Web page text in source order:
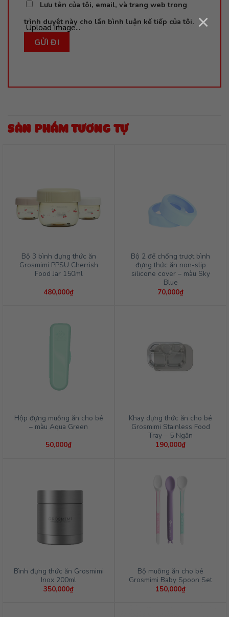
Upload Image... ×
Lưu tên của tôi, email, và trang web trong
trình duyệt này cho lần bình luận kế tiếp của tôi.
SẢN PHẨM TƯƠNG TỰ
Bộ 3 bình đựng thức ăn
Grosmimi PPSU Cherrish
Food Jar 150ml
480,000₫
Bộ 2 đế chống trượt bình
đựng thức ăn non-slip
silicone cover – màu Sky
Blue
70,000₫
Hộp đựng muỗng ăn cho bé
– màu Aqua Green
50,000₫
Khay dựng thức ăn cho bé
Grosmimi Stainless Food
Tray – 5 Ngăn
190,000₫
Bình đựng thức ăn Grosmimi
Inox 200ml
350,000₫
Bộ muỗng ăn cho bé
Grosmimi Baby Spoon Set
150,000₫